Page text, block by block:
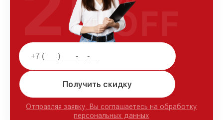
Получить скидку
Отправляя заявку, Вы соглашаетесь на обработку
персональных данных
OFF